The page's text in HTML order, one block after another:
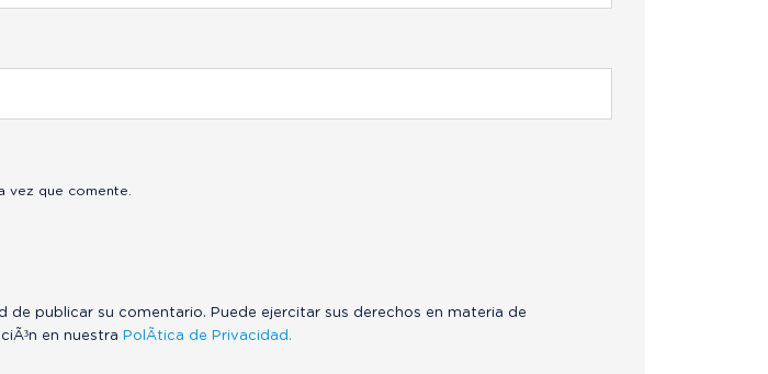
vez que comente.
publicar su comentario. Puede ejercitar sus derechos en materia de
en nuestra PolÃ­tica de Privacidad.